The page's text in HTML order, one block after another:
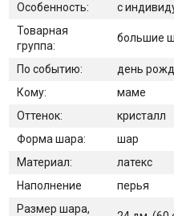
Особенность:
с
Товарная
группа:
большие
По событию:
день
Кому:
маме
Оттенок:
кристалл
Форма шара:
шар
Материал:
латекс
Наполнение
перья
Размер шара,